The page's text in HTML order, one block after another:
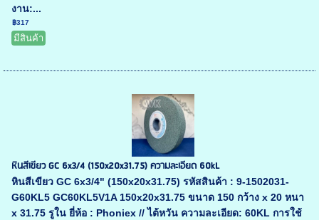
งาน:...
฿317
มีสินค้า
หินสีเขียว GC 6x3/4 (150x20x31.75) ความละเอียด 60kL
หินสีเขียว GC 6x3/4" (150x20x31.75) รหัสสินค้า : 9-1502031-
G60KL5 GC60KL5V1A 150x20x31.75 ขนาด 150 กว้าง x 20 หนา
x 31.75 รูใน ยี่ห้อ : Phoniex // ไต้หวัน ความละเอียด: 60KL การใช้